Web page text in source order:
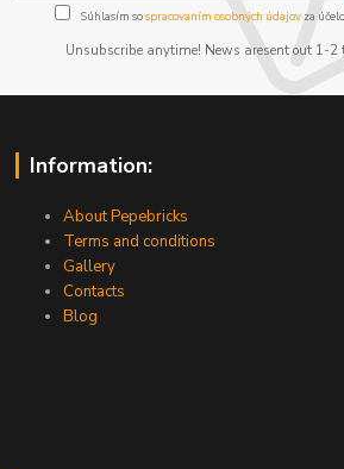
Súhlasím sospracovaním osobných údajov za
Unsubscribe anytime! News aresent out 1-
Information:
About Pepebricks
Terms and conditions
Gallery
Contacts
Blog